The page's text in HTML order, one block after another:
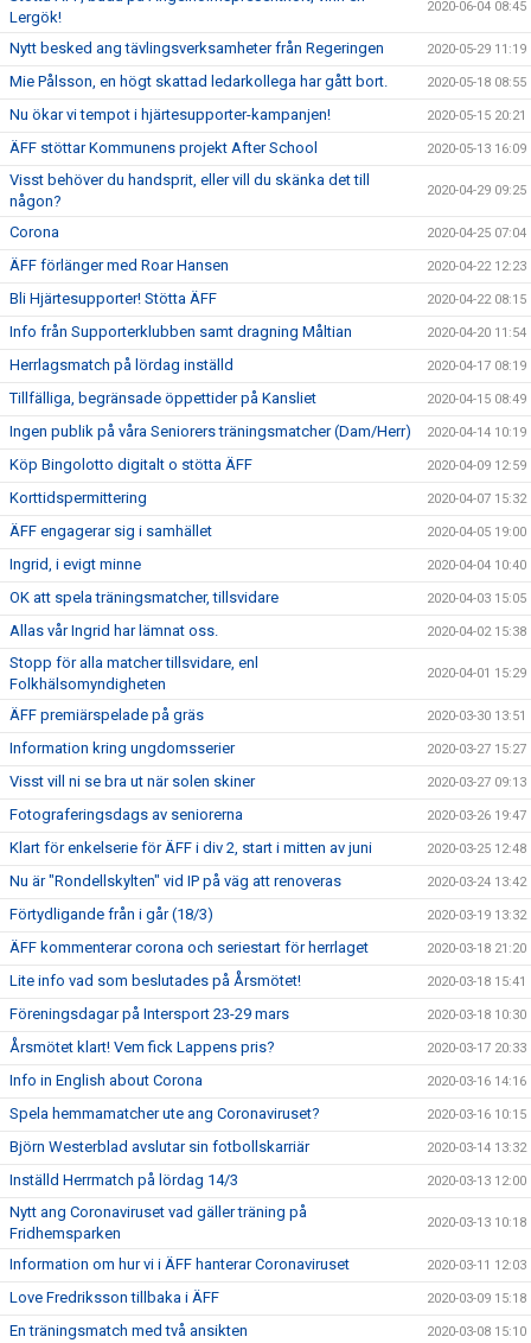
Lergök!
2020-06-04 08:45
Nytt besked ang tävlingsverksamheter från Regeringen 2020-05-29 11:19
Mie Pålsson, en högt skattad ledarkollega har gått bort. 2020-05-18 08:55
Nu ökar vi tempot i hjärtesupporter-kampanjen! 2020-05-15 20:21
ÄFF stöttar Kommunens projekt After School 2020-05-13 16:09
Visst behöver du handsprit, eller vill du skänka det till
någon?
2020-04-29 09:25
Corona 2020-04-25 07:04
ÄFF förlänger med Roar Hansen 2020-04-22 12:23
Bli Hjärtesupporter! Stötta ÄFF 2020-04-22 08:15
Info från Supporterklubben samt dragning Måltian 2020-04-20 11:54
Herrlagsmatch på lördag inställd 2020-04-17 08:19
Tillfälliga, begränsade öppettider på Kansliet 2020-04-15 08:49
Ingen publik på våra Seniorers träningsmatcher (Dam/Herr) 2020-04-14 10:19
Köp Bingolotto digitalt o stötta ÄFF 2020-04-09 12:59
Korttidspermittering 2020-04-07 15:32
ÄFF engagerar sig i samhället 2020-04-05 19:00
Ingrid, i evigt minne 2020-04-04 10:40
OK att spela träningsmatcher, tillsvidare 2020-04-03 15:05
Allas vår Ingrid har lämnat oss. 2020-04-02 15:38
Stopp för alla matcher tillsvidare, enl
Folkhälsomyndigheten
2020-04-01 15:29
ÄFF premiärspelade på gräs 2020-03-30 13:51
Information kring ungdomsserier 2020-03-27 15:27
Visst vill ni se bra ut när solen skiner 2020-03-27 09:13
Fotograferingsdags av seniorerna 2020-03-26 19:47
Klart för enkelserie för ÄFF i div 2, start i mitten av juni 2020-03-25 12:48
Nu är "Rondellskylten" vid IP på väg att renoveras 2020-03-24 13:42
Förtydligande från i går (18/3) 2020-03-19 13:32
ÄFF kommenterar corona och seriestart för herrlaget 2020-03-18 21:20
Lite info vad som beslutades på Årsmötet! 2020-03-18 15:41
Föreningsdagar på Intersport 23-29 mars 2020-03-18 10:30
Årsmötet klart! Vem fick Lappens pris? 2020-03-17 20:33
Info in English about Corona 2020-03-16 14:16
Spela hemmamatcher ute ang Coronaviruset? 2020-03-16 10:15
Björn Westerblad avslutar sin fotbollskarriär 2020-03-14 13:32
Inställd Herrmatch på lördag 14/3 2020-03-13 12:00
Nytt ang Coronaviruset vad gäller träning på
Fridhemsparken
2020-03-13 10:18
Information om hur vi i ÄFF hanterar Coronaviruset 2020-03-11 12:03
Love Fredriksson tillbaka i ÄFF 2020-03-09 15:18
En träningsmatch med två ansikten 2020-03-08 15:10